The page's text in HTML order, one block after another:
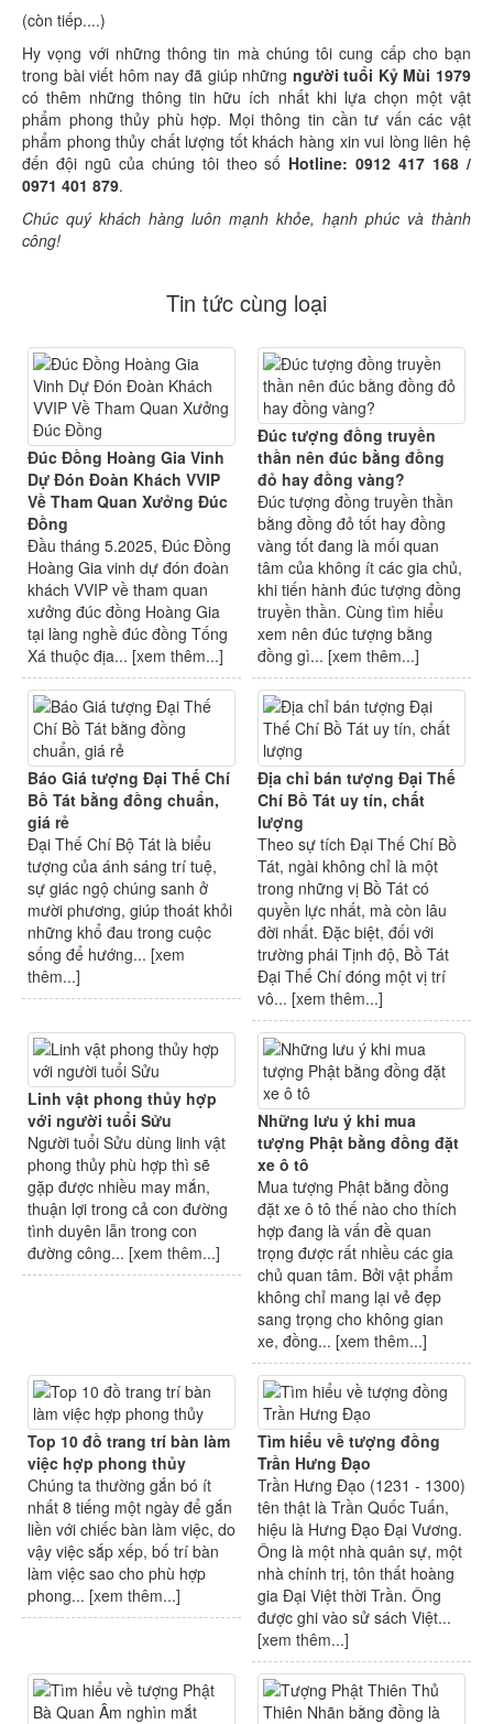
(còn tiếp....)
Hy vọng với những thông tin mà chúng tôi cung cấp cho bạn
trong bài viết hôm nay đã giúp những người tuổi Kỷ Mùi 1979
có thêm những thông tin hữu ích nhất khi lựa chọn một vật
phẩm phong thủy phù hợp. Mọi thông tin cần tư vấn các vật
phẩm phong thủy chất lượng tốt khách hàng xin vui lòng liên hệ
đến đội ngũ của chúng tôi theo số Hotline: 0912 417 168 /
0971 401 879.
Chúc quý khách hàng luôn mạnh khỏe, hạnh phúc và thành
công!
Tin tức cùng loại
Đúc Đồng Hoàng Gia Vinh
Dự Đón Đoàn Khách VVIP
Về Tham Quan Xưởng Đúc
Đồng
Đầu tháng 5.2025, Đúc Đồng
Hoàng Gia vinh dự đón đoàn
khách VVIP về tham quan
xưởng đúc đồng Hoàng Gia
tại làng nghề đúc đồng Tống
Xá thuộc địa... [xem thêm...]
Đúc tượng đồng truyền
thần nên đúc bằng đồng
đỏ hay đồng vàng?
Đúc tượng đồng truyền thần
bằng đồng đỏ tốt hay đồng
vàng tốt đang là mối quan
tâm của không ít các gia chủ,
khi tiến hành đúc tượng đồng
truyền thần. Cùng tìm hiểu
xem nên đúc tượng bằng
đồng gì... [xem thêm...]
Báo Giá tượng Đại Thế Chí
Bồ Tát bằng đồng chuẩn,
giá rẻ
Đại Thế Chí Bộ Tát là biểu
tượng của ánh sáng trí tuệ,
sự giác ngộ chúng sanh ở
mười phương, giúp thoát khỏi
những khổ đau trong cuộc
sống để hướng... [xem
thêm...]
Địa chỉ bán tượng Đại Thế
Chí Bồ Tát uy tín, chất
lượng
Theo sự tích Đại Thế Chí Bồ
Tát, ngài không chỉ là một
trong những vị Bồ Tát có
quyền lực nhất, mà còn lâu
đời nhất. Đặc biệt, đối với
trường phái Tịnh độ, Bồ Tát
Đại Thế Chí đóng một vị trí
vô... [xem thêm...]
Linh vật phong thủy hợp
với người tuổi Sửu
Người tuổi Sửu dùng linh vật
phong thủy phù hợp thì sẽ
gặp được nhiều may mắn,
thuận lợi trong cả con đường
tình duyên lẫn trong con
đường công... [xem thêm...]
Những lưu ý khi mua
tượng Phật bằng đồng đặt
xe ô tô
Mua tượng Phật bằng đồng
đặt xe ô tô thế nào cho thích
hợp đang là vấn đề quan
trọng được rất nhiều các gia
chủ quan tâm. Bởi vật phẩm
không chỉ mang lại vẻ đẹp
sang trọng cho không gian
xe, đồng... [xem thêm...]
Top 10 đồ trang trí bàn làm
việc hợp phong thủy
Chúng ta thường gắn bó ít
nhất 8 tiếng một ngày để gắn
liền với chiếc bàn làm việc, do
vậy việc sắp xếp, bố trí bàn
làm việc sao cho phù hợp
phong... [xem thêm...]
Tìm hiểu về tượng đồng
Trần Hưng Đạo
Trần Hưng Đạo (1231 - 1300)
tên thật là Trần Quốc Tuấn,
hiệu là Hưng Đạo Đại Vương.
Ông là một nhà quân sự, một
nhà chính trị, tôn thất hoàng
gia Đại Việt thời Trần. Ông
được ghi vào sử sách Việt...
[xem thêm...]